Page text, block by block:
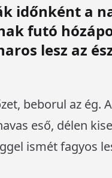
időnként a
futó
lesz az
beborul az ég.
eső, délen
ismét fagyos